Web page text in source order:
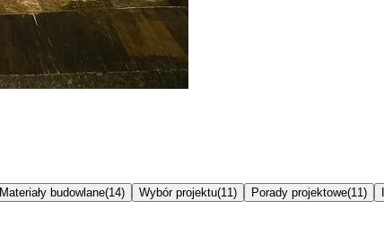
Materiały budowlane(14) Wybór projektu(11 ) Porady projektowe(11 )